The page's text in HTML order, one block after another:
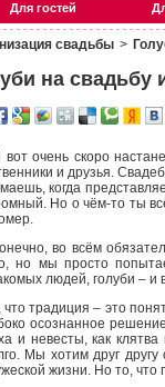
Для гостей
свадьбы >
на свадьбу
очень скоро
и друзья.
когда
Но о чём-то ты
во всём
но мы просто
людей, голуби – и
традиция – это
осознанное
и невесты, как
Мы хотим друг
жизни. Но то, что